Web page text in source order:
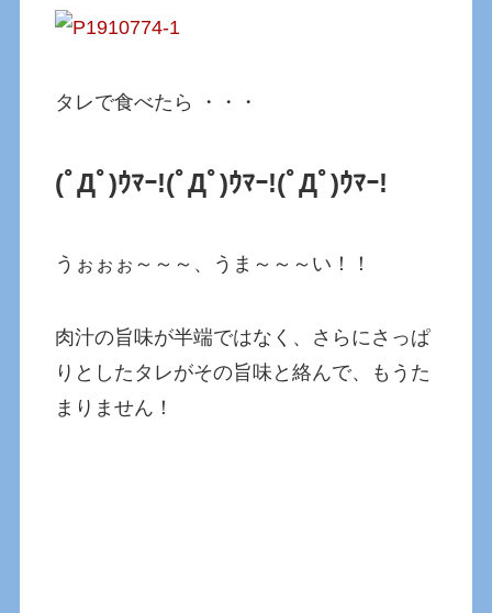
タレで食べたら ・・・
(ﾟДﾟ)ｳﾏｰ!(ﾟДﾟ)ｳﾏｰ!(ﾟДﾟ)ｳﾏｰ!
うぉぉぉ～～～、うま～～～い！！
肉汁の旨味が半端ではなく、さらにさっぱ
りとしたタレがその旨味と絡んで、もうた
まりません！